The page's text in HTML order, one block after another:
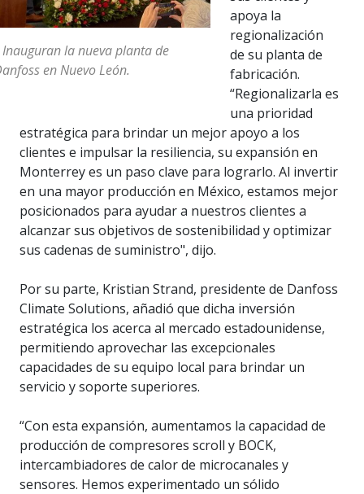
Inauguran la nueva planta de
en Nuevo León.
apoya la
regionalización
de su planta de
fabricación.
“Regionalizarla es
una prioridad
estratégica para brindar un mejor apoyo a los
clientes e impulsar la resiliencia, su expansión en
Monterrey es un paso clave para lograrlo. Al invertir
en una mayor producción en México, estamos mejor
posicionados para ayudar a nuestros clientes a
alcanzar sus objetivos de sostenibilidad y optimizar
sus cadenas de suministro", dijo.
Por su parte, Kristian Strand, presidente de Danfoss
Climate Solutions, añadió que dicha inversión
estratégica los acerca al mercado estadounidense,
permitiendo aprovechar las excepcionales
capacidades de su equipo local para brindar un
servicio y soporte superiores.
“Con esta expansión, aumentamos la capacidad de
producción de compresores scroll y BOCK,
intercambiadores de calor de microcanales y
sensores. Hemos experimentado un sólido